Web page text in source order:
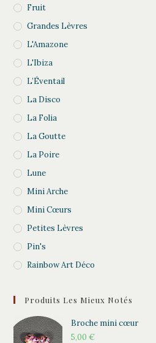
Fruit
Grandes Lèvres
L'Amazone
L'Ibiza
L’Éventail
La Disco
La Folia
La Goutte
La Poire
Lune
Mini Arche
Mini Cœurs
Petites Lèvres
Pin's
Rainbow Art Déco
Produits Les Mieux Notés
Broche mini cœur
5,00€